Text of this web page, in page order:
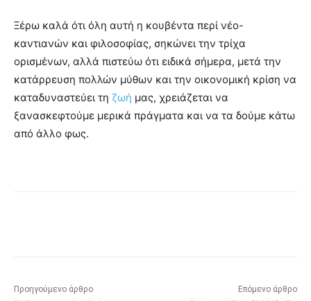
Ξέρω καλά ότι όλη αυτή η κουβέντα περί νέο-
καντιανών και φιλοσοφίας, σηκώνει την τρίχα
ορισμένων, αλλά πιστεύω ότι ειδικά σήμερα, μετά την
κατάρρευση πολλών μύθων και την οικονομική κρίση να
καταδυναστεύει τη ζωή μας, χρειάζεται να
ξανασκεφτούμε μερικά πράγματα και να τα δούμε κάτω
από άλλο φως.
Προηγούμενο άρθρο Επόμενο άρθρο